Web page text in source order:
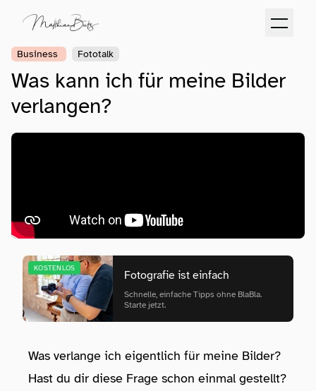
Business Fototalk
Was kann ich für meine Bilder
verlangen?
KOSTENLOS
Fotografie ist einfach
Schnelle, einfache Tipps ohne BlaBla.
Starte jetzt.
Was verlange ich eigentlich für meine Bilder? ⁠
Hast du dir diese Frage schon einmal gestellt?